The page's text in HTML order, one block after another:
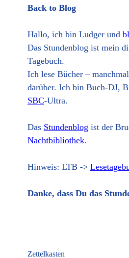
Back to Blog
Hallo, ich bin Ludger und
Das Stundenblog ist mein
Tagebuch.
Ich lese Bücher –
darüber. Ich bin Buch-DJ,
SBC-Ultra.
Das Stundenblog ist der
Nachtbibliothek.
Hinweis: LTB ->
Danke, dass Du das
Zettelkasten